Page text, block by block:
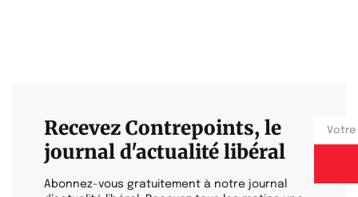
Recevez Contrepoints, le
journal d'actualité libéral
Abonnez-vous gratuitement à notre journal